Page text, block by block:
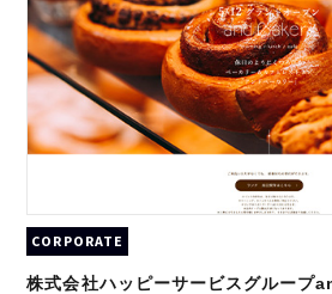
CORPORATE
株式会社ハッピーサービスグループ